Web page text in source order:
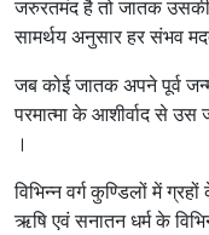
जरुरतमंद है तो जातक
सामर्थय अनुसार हर संभव
जब कोई जातक अपने पूर्व
परमात्मा के आशीर्वाद से
।
विभिन्न वर्ग कुण्डिलों में
ऋषि एवं सनातन धर्म के